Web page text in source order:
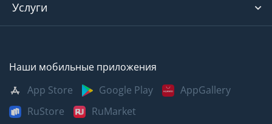
Услуги
Наши мобильные приложения
App Store
Google Play
AppGallery
RuStore
RuMarket